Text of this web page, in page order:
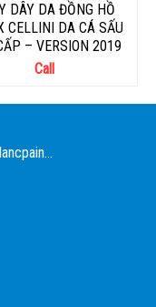
DÂY DA ĐỒNG HỒ
CELLINI DA CÁ SẤU
– VERSION 2019
Call